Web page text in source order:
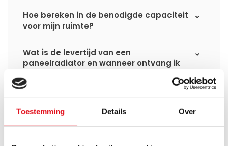
Toestemming Details Over
Hoe bereken in de benodigde capaciteit
voor mijn ruimte?
Wat is de levertijd van een
paneelradiator en wanneer ontvang ik
Ik heb een (hybride) warmtepomp
installatie, kan ik alle radiatoren